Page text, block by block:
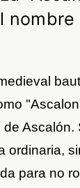
nombre
de Ascalón.
ordinaria,
para no